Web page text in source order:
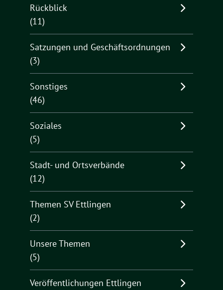
Rückblick
(11)
Satzungen und Geschäftsordnungen
(3)
Sonstiges
(46)
Soziales
(5)
Stadt- und Ortsverbände
(12)
Themen SV Ettlingen
(2)
Unsere Themen
(5)
Veröffentlichungen Ettlingen